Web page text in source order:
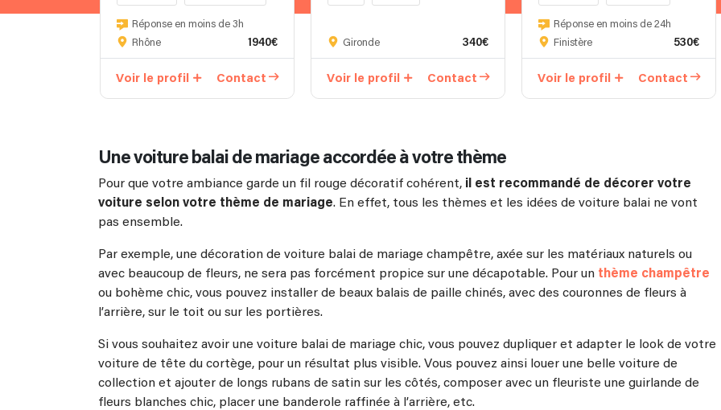
Réponse en moins de 3h
Rhône
1940€
Voir le profil Contact
Gironde 340€
Voir le profil Contact
ACOUSTIQUE
Réponse en moins de 24h
Finistère
530€
Voir le profil Contact
Une voiture balai de mariage accordée à votre thème
Pour que votre ambiance garde un fil rouge décoratif cohérent, il est recommandé de décorer votre
voiture selon votre thème de mariage. En effet, tous les thèmes et les idées de voiture balai ne vont
pas ensemble.
Par exemple, une décoration de voiture balai de mariage champêtre, axée sur les matériaux naturels ou
avec beaucoup de fleurs, ne sera pas forcément propice sur une décapotable. Pour un thème champêtre
ou bohème chic, vous pouvez installer de beaux balais de paille chinés, avec des couronnes de fleurs à
l’arrière, sur le toit ou sur les portières.
Si vous souhaitez avoir une voiture balai de mariage chic, vous pouvez dupliquer et adapter le look de votre
voiture de tête du cortège, pour un résultat plus visible. Vous pouvez ainsi louer une belle voiture de
collection et ajouter de longs rubans de satin sur les côtés, composer avec un fleuriste une guirlande de
fleurs blanches chic, placer une banderole raffinée à l’arrière, etc.